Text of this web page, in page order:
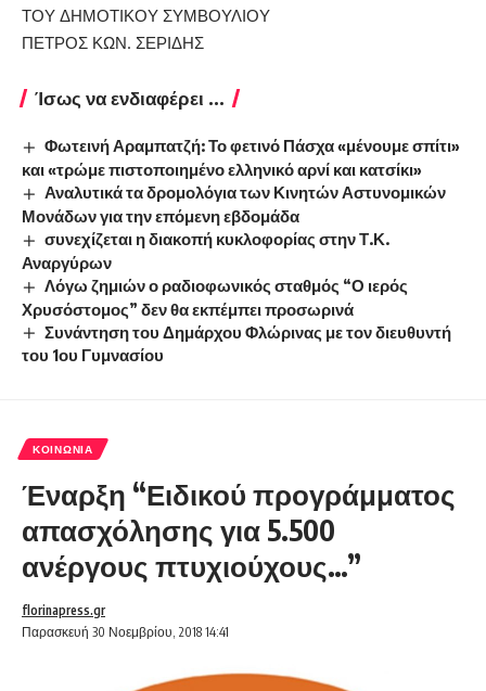
ΤΟΥ ΔΗΜΟΤΙΚΟΥ ΣΥΜΒΟΥΛΙΟΥ
ΠΕΤΡΟΣ ΚΩΝ. ΣΕΡΙΔΗΣ
Ίσως να ενδιαφέρει ...
Φωτεινή Αραμπατζή: Το φετινό Πάσχα «μένουμε σπίτι»
και «τρώμε πιστοποιημένο ελληνικό αρνί και κατσίκι»
Αναλυτικά τα δρομολόγια των Κινητών Αστυνομικών
Μονάδων για την επόμενη εβδομάδα
συνεχίζεται η διακοπή κυκλοφορίας στην Τ.Κ.
Αναργύρων
Λόγω ζημιών ο ραδιοφωνικός σταθμός “Ο ιερός
Χρυσόστομος” δεν θα εκπέμπει προσωρινά
Συνάντηση του Δημάρχου Φλώρινας με τον διευθυντή
του 1ου Γυμνασίου
ΚΟΙΝΩΝΊΑ
Έναρξη “Ειδικού προγράμματος
απασχόλησης για 5.500
ανέργους πτυχιούχους…”
Παρασκευή 30 Νοεμβρίου, 2018 14:41
florinapress.gr